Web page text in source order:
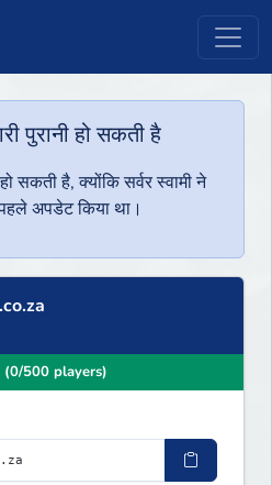
पुरानी हो सकती है
सकती है, क्योंकि सर्वर स्वामी ने
अपडेट किया था।
(0/500 players)